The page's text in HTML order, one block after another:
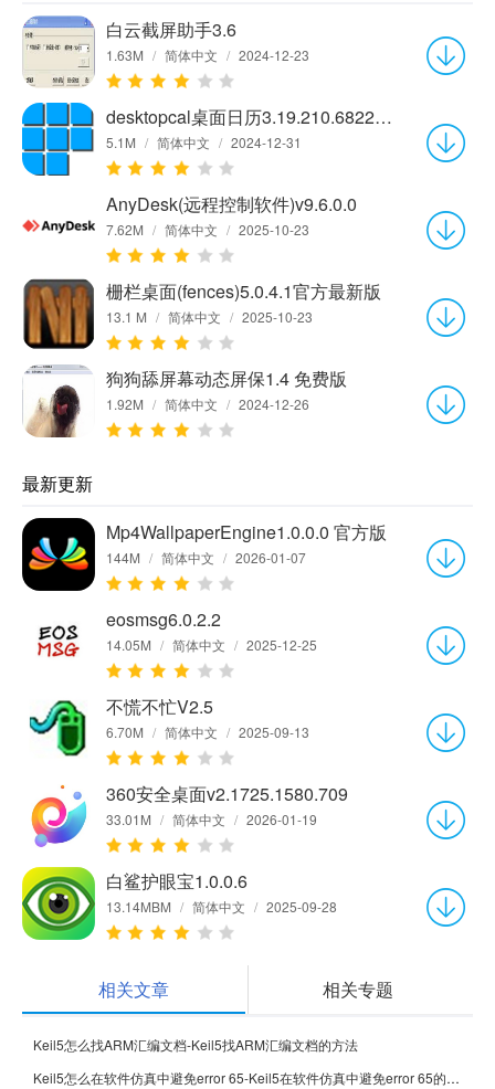
白云截屏助手3.6
1.63M / 简体中文 / 2024-12-23
desktopcal桌面日历3.19.210.6822官方版
5.1M / 简体中文 / 2024-12-31
AnyDesk(远程控制软件)v9.6.0.0
7.62M / 简体中文 / 2025-10-23
栅栏桌面(fences)5.0.4.1官方最新版
13.1 M / 简体中文 / 2025-10-23
狗狗舔屏幕动态屏保1.4 免费版
1.92M / 简体中文 / 2024-12-26
最新更新
Mp4WallpaperEngine1.0.0.0 官方版
144M / 简体中文 / 2026-01-07
eosmsg6.0.2.2
14.05M / 简体中文 / 2025-12-25
不慌不忙V2.5
6.70M / 简体中文 / 2025-09-13
360安全桌面v2.1725.1580.709
33.01M / 简体中文 / 2026-01-19
白鲨护眼宝1.0.0.6
13.14MBM / 简体中文 / 2025-09-28
相关文章 相关专题
Keil5怎么找ARM汇编文档-Keil5找ARM汇编文档的方法
Keil5怎么在软件仿真中避免error 65-Keil5在软件仿真中避免error 65的方法